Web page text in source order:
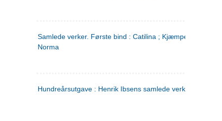
Samlede verker. Første bind : Catilina ; Kjæmpehøien ;
Norma
Hundreårsutgave : Henrik Ibsens samlede verker. 1